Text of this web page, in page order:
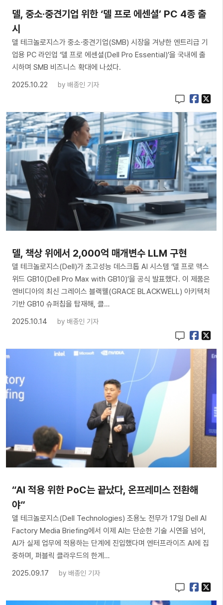
델, 중소·중견기업 위한 ‘델 프로 에센셜’ PC 4종 출
시
델 테크놀로지스가 중소·중견기업(SMB) 시장을 겨냥한 엔트리급 기
업용 PC 라인업 ‘델 프로 에센셜(Dell Pro Essential)’을 국내에 출
시하며 SMB 비즈니스 확대에 나섰다.
2025.10.22
by 배종인 기자
델, 책상 위에서 2,000억 매개변수 LLM 구현
델 테크놀로지스(Dell)가 초고성능 데스크톱 AI 시스템 ‘델 프로 맥스
위드 GB10(Dell Pro Max with GB10)’을 공식 발표했다. 이 제품은
엔비디아의 최신 그레이스 블랙웰(GRACE BLACKWELL) 아키텍처
기반 GB10 슈퍼칩을 탑재해, 클…
2025.10.14
by 배종인 기자
“AI 적용 위한 PoC는 끝났다, 온프레미스 전환해
야”
델 테크놀로지스(Dell Technologies) 조용노 전무가 17일 Dell AI
Factory Media Briefing에서 이제 AI는 단순한 기술 시연을 넘어,
AI가 실제 업무에 적용하는 단계에 진입했다며 엔터프라이즈 AI에 집
중하며, 퍼블릭 클라우드의 한계…
2025.09.17
by 배종인 기자